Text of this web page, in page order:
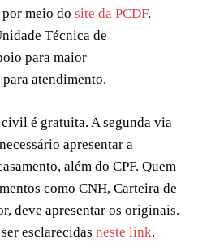
meio do site da PCDF.
Técnica de
para maior
atendimento.
é gratuita. A segunda via
apresentar a
além do CPF. Quem
como CNH, Carteira de
deve apresentar os originais.
esclarecidas neste link.